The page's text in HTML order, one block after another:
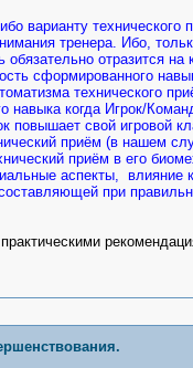
варианту
тренера. Ибо,
отразится
сформированного
технического
навыка когда Игрок/
повышает свой
приём (в нашем
приём в его
аспекты,
при